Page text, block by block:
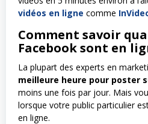
vidéos en ligne comme
Comment savoir
Facebook sont en
La plupart des experts en
meilleure heure pour poster
moins une fois par jour. Mais
lorsque votre public particulier
en ligne.